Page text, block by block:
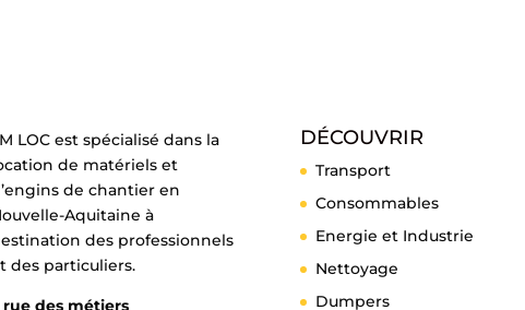
LOC est spécialisé dans la
de matériels et
de chantier en
Aquitaine à
des professionnels
des particuliers.
rue des métiers
DÉCOUVRIR
Transport
Consommables
Energie et Industrie
Nettoyage
Dumpers